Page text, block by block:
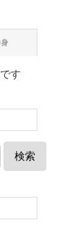
す
検索